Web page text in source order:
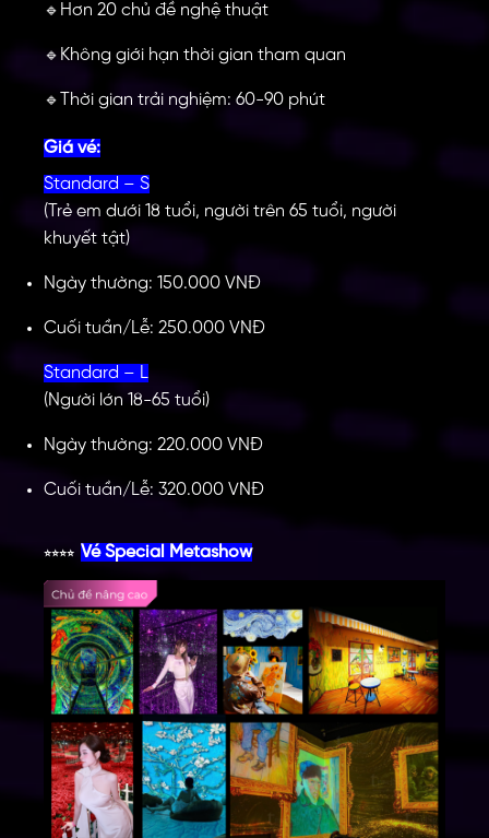
🔹 Hơn 20 chủ đề nghệ thuật
🔹 Không giới hạn thời gian tham quan
🔹 Thời gian trải nghiệm: 60-90 phút
Giá vé:
Standard – S
(Trẻ em dưới 18 tuổi, người trên 65 tuổi, người
khuyết tật)
Ngày thường: 150.000 VNĐ
Cuối tuần/Lễ: 250.000 VNĐ
Standard – L
(Người lớn 18-65 tuổi)
Ngày thường: 220.000 VNĐ
Cuối tuần/Lễ: 320.000 VNĐ
⭐⭐⭐⭐ Vé Special Metashow